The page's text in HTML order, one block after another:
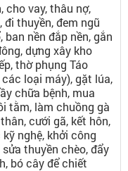
cho vay, thâu nợ,
đi thuyền, đem ngũ
nền đắp nền, gắn
dựng xây kho
thờ phụng Táo
loại máy), gặt lúa,
chữa bệnh, mua
tằm, làm chuồng gà
cưới gã, kết hôn,
nghệ, khởi công
thuyền chèo, đẩy
bó cây để chiết